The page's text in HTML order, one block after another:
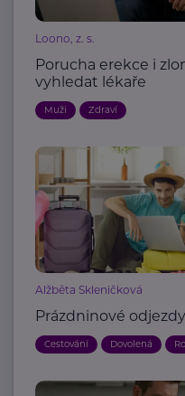
Loono, z. s.
Porucha erekce i
vyhledat lékaře
Muži Zdraví
Alžběta Skleničková
Prázdninové odjezdy
Cestování Dovolená